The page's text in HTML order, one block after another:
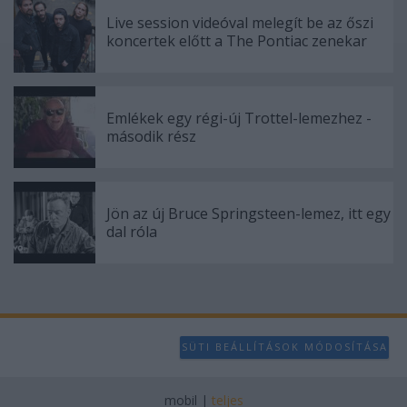
Live session videóval melegít be az őszi
koncertek előtt a The Pontiac zenekar
Emlékek egy régi-új Trottel-lemezhez -
második rész
Jön az új Bruce Springsteen-lemez, itt egy
dal róla
SÜTI BEÁLLÍTÁSOK MÓDOSÍTÁSA
mobil | teljes